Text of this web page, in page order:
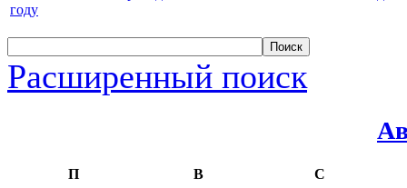
году
Расширенный поиск
П В С